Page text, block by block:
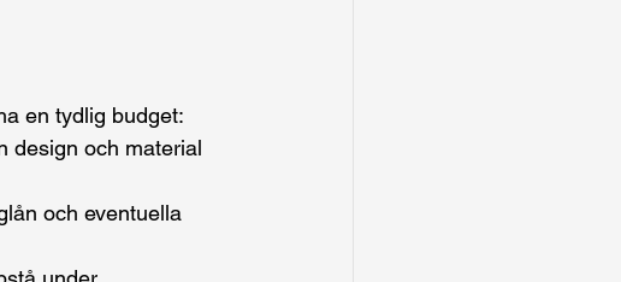
en tydlig budget:
design och material
och eventuella